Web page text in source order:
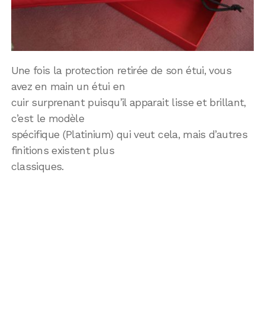
Une fois la protection retirée de son étui, vous
avez en main un étui en
cuir surprenant puisqu’il apparait lisse et brillant,
c’est le modèle
spécifique (Platinium) qui veut cela, mais d’autres
finitions existent plus
classiques.